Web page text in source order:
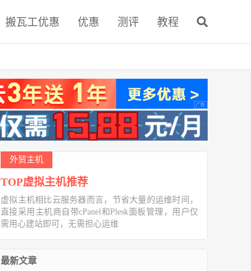
搬瓦工优惠 优惠 测评 教程
外贸主机
TOP虚拟主机推荐
虚拟主机相比云服务器而言，节省大量的运维时间，
直接采用主机商自带cPanel和Plesk面板管理，用户仅
需用心建站即可，无需担心运维
最新文章